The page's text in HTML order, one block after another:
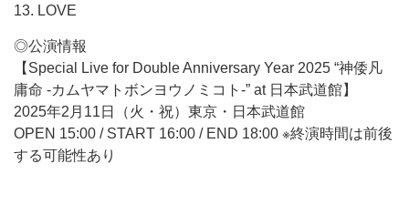
13. LOVE
◎公演情報
【Special Live for Double Anniversary Year 2025 “神倭凡
庸命 -カムヤマトボンヨウノミコト-” at 日本武道館】
2025年2月11日（火・祝）東京・日本武道館
OPEN 15:00 / START 16:00 / END 18:00 ※終演時間は前後
する可能性あり